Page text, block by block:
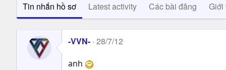
Tin nhắn hồ sơ Latest activity Các bài đăng Giới
-VVN- 28/7/12
anh